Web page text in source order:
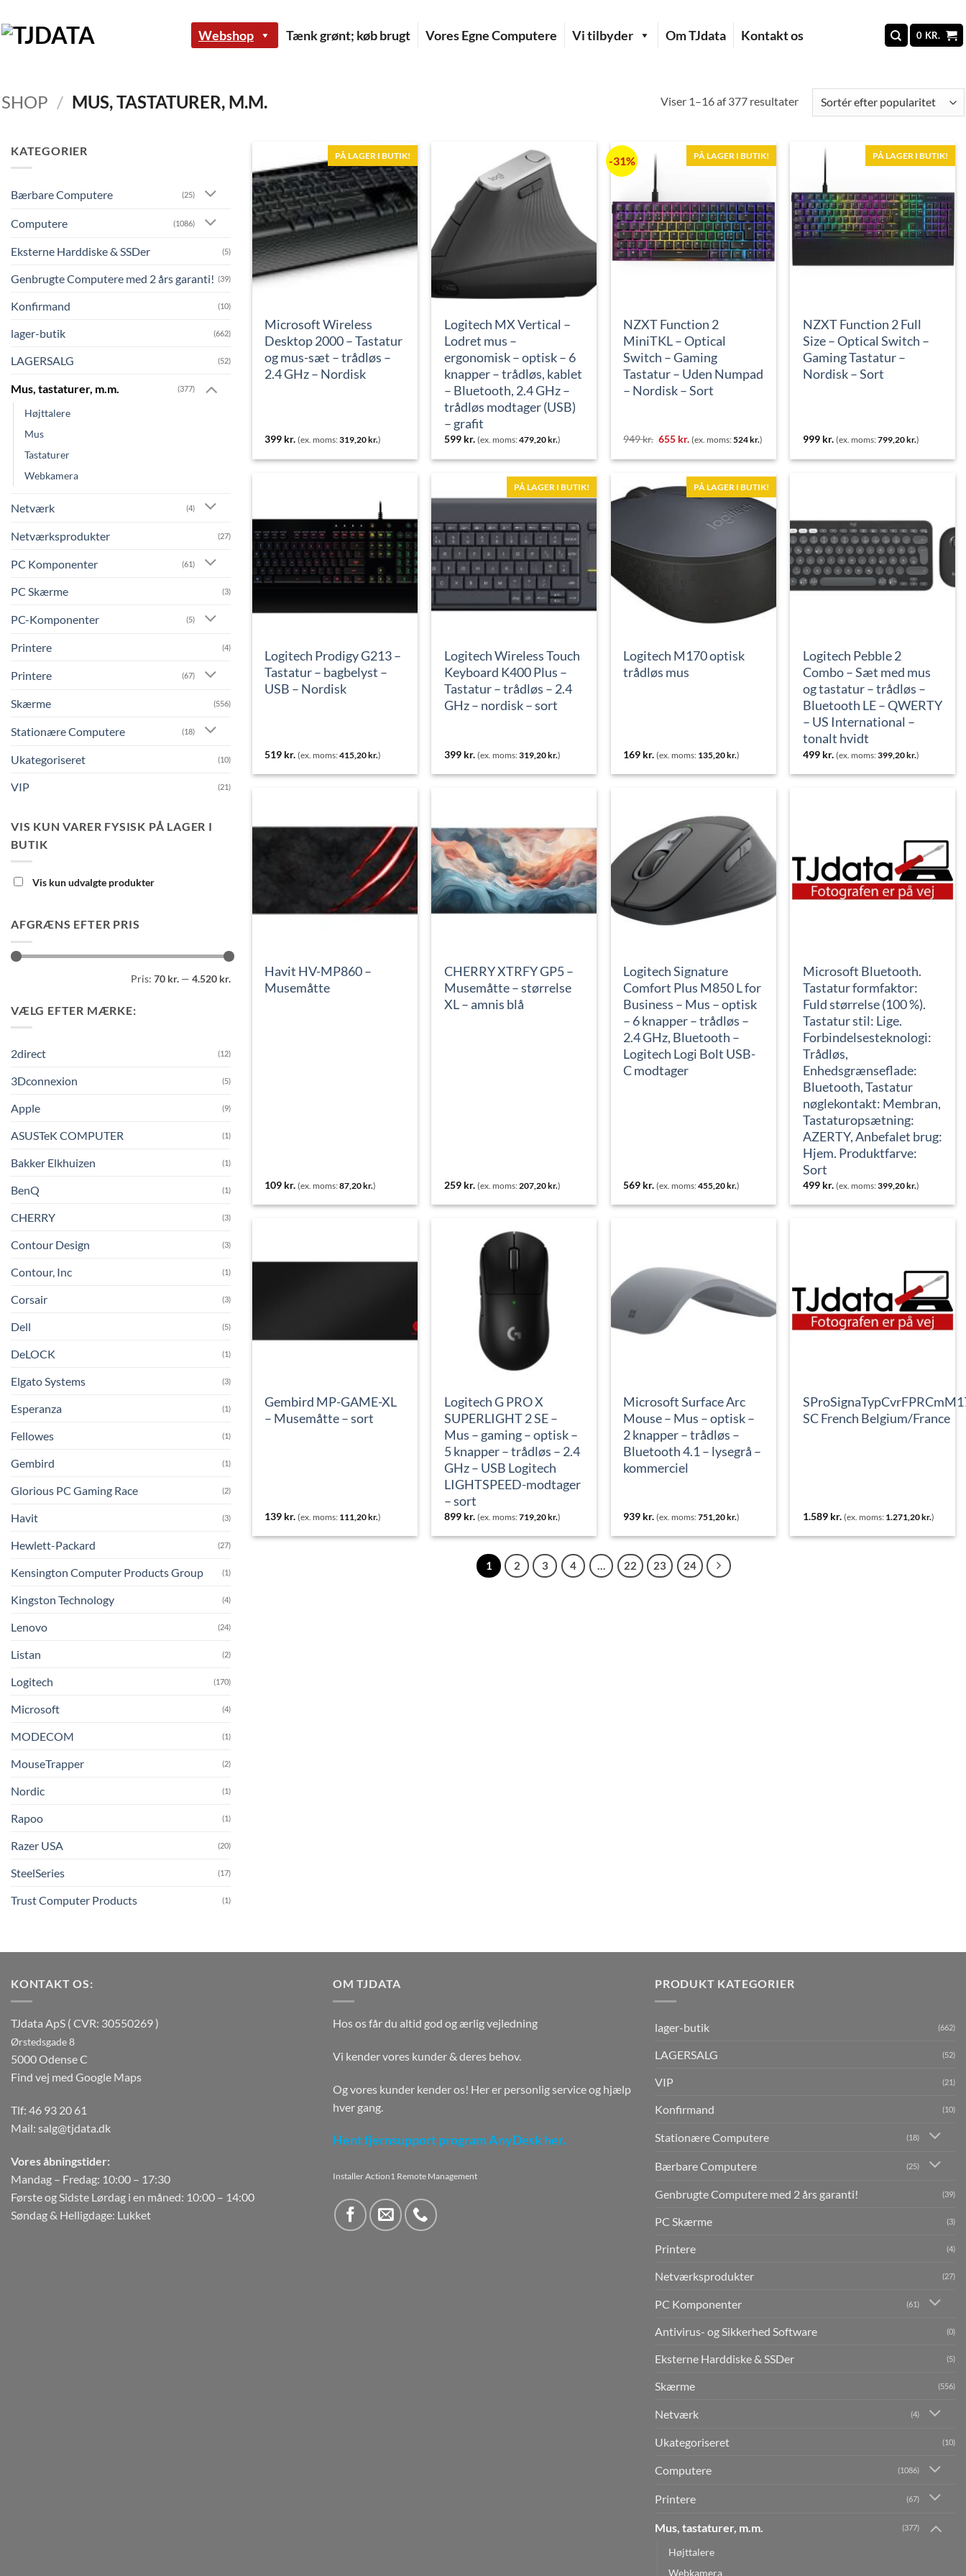
til
indhold
Webshop Tænk grønt; køb brugt Vores Egne Computere Vi tilbyder Om TJdata Kontakt os 0 KR.
SHOP / MUS, TASTATURER, M.M. Viser 1–16 af 377 resultaterSorteret
efter
KATEGORIER
Bærbare Computere (25)
Computere (1086)
Eksterne Harddiske & SSDer (5)
Genbrugte Computere med 2 års garanti! (39)
Konfirmand (10)
lager-butik (662)
LAGERSALG (52)
Mus, tastaturer, m.m. (377)
Højttalere
Mus
Tastaturer
Webkamera
Netværk (4)
Netværksprodukter (27)
PC Komponenter (61)
PC Skærme (3)
PC-Komponenter (5)
Printere (4)
Printere (67)
Skærme (556)
Stationære Computere (18)
Ukategoriseret (10)
VIP (21)
VIS KUN VARER FYSISK PÅ LAGER I
BUTIK
Vis kun udvalgte produkter
AFGRÆNS EFTER PRIS
Pris: 70 kr. — 4.520 kr.
VÆLG EFTER MÆRKE:
2direct (12)
3Dconnexion (5)
Apple (9)
ASUSTeK COMPUTER (1)
Bakker Elkhuizen (1)
BenQ (1)
CHERRY (3)
Contour Design (3)
Contour, Inc (1)
Corsair (3)
Dell (5)
DeLOCK (1)
Elgato Systems (3)
Esperanza (1)
Fellowes (1)
Gembird (1)
Glorious PC Gaming Race (2)
Havit (3)
Hewlett-Packard (27)
Kensington Computer Products Group (1)
Kingston Technology (4)
Lenovo (24)
Listan (2)
Logitech (170)
Microsoft (4)
MODECOM (1)
MouseTrapper (2)
Nordic (1)
Rapoo (1)
Razer USA (20)
SteelSeries (17)
Trust Computer Products (1)
PÅ LAGER I BUTIK!
Microsoft Wireless
Desktop 2000 – Tastatur
og mus-sæt – trådløs –
2.4 GHz – Nordisk
399 kr. (ex. moms:319,20 kr.)
Logitech MX Vertical –
Lodret mus –
ergonomisk – optisk – 6
knapper – trådløs, kablet
– Bluetooth, 2.4 GHz –
trådløs modtager (USB)
– grafit
599 kr. (ex. moms:479,20 kr.)
-31% PÅ LAGER I BUTIK!
NZXT Function 2
MiniTKL – Optical
Switch – Gaming
Tastatur – Uden Numpad
– Nordisk – Sort
949kr. Den
oprindelige
pris
949 kr..
655 kr.Den
aktuelle
pris
655 kr..
(ex. moms:524 kr.)
PÅ LAGER I BUTIK!
NZXT Function 2 Full
Size – Optical Switch –
Gaming Tastatur –
Nordisk – Sort
999 kr. (ex. moms:799,20 kr.)
Logitech Prodigy G213 –
Tastatur – bagbelyst –
USB – Nordisk
519 kr. (ex. moms:415,20kr.)
PÅ LAGER I BUTIK!
Logitech Wireless Touch
Keyboard K400 Plus –
Tastatur – trådløs – 2.4
GHz – nordisk – sort
399 kr. (ex. moms:319,20kr.)
PÅ LAGER I BUTIK!
Logitech M170 optisk
trådløs mus
169 kr. (ex. moms: 135,20kr.)
Logitech Pebble 2
Combo – Sæt med mus
og tastatur – trådløs –
Bluetooth LE – QWERTY
– US International –
tonalt hvidt
499 kr. (ex. moms:399,20kr.)
Havit HV-MP860 –
Musemåtte
109 kr. (ex. moms:87,20kr.)
CHERRY XTRFY GP5 –
Musemåtte – størrelse
XL – amnis blå
259 kr. (ex. moms: 207,20kr.)
Logitech Signature
Comfort Plus M850 L for
Business – Mus – optisk
– 6 knapper – trådløs –
2.4 GHz, Bluetooth –
Logitech Logi Bolt USB-
C modtager
569 kr. (ex. moms:455,20kr.)
Microsoft Bluetooth.
Tastatur formfaktor:
Fuld størrelse (100 %).
Tastatur stil: Lige.
Forbindelsesteknologi:
Trådløs,
Enhedsgrænseflade:
Bluetooth, Tastatur
nøglekontakt: Membran,
Tastaturopsætning:
AZERTY, Anbefalet brug:
Hjem. Produktfarve:
Sort
499 kr. (ex. moms:399,20kr.)
Gembird MP-GAME-XL
– Musemåtte – sort
139 kr. (ex. moms: 111,20kr.)
Logitech G PRO X
SUPERLIGHT 2 SE –
Mus – gaming – optisk –
5 knapper – trådløs – 2.4
GHz – USB Logitech
LIGHTSPEED-modtager
– sort
899 kr. (ex. moms:719,20kr.)
Microsoft Surface Arc
Mouse – Mus – optisk –
2 knapper – trådløs –
Bluetooth 4.1 – lysegrå –
kommerciel
939 kr. (ex. moms:751,20kr.)
SC French Belgium/France
1.589 kr. (ex. moms: 1.271,20kr.)
1 2 3 4 … 22 23 24
KONTAKT OS:
TJdata ApS ( CVR: 30550269 )
Ørstedsgade 8
5000 Odense C
Find vej med Google Maps
Tlf: 46 93 20 61
Mail: salg@tjdata.dk
Vores åbningstider:
Mandag – Fredag: 10:00 – 17:30
Første og Sidste Lørdag i en måned: 10:00 – 14:00
Søndag & Helligdage: Lukket
OM TJDATA
Hos os får du altid god og ærlig vejledning
Vi kender vores kunder & deres behov.
Og vores kunder kender os! Her er personlig service og hjælp
hver gang.
Hent fjernsupport program AnyDesk her.
Installer Action1 Remote Management
PRODUKT KATEGORIER
lager-butik (662)
LAGERSALG (52)
VIP (21)
Konfirmand (10)
Stationære Computere (18)
Bærbare Computere (25)
Genbrugte Computere med 2 års garanti! (39)
PC Skærme (3)
Printere (4)
Netværksprodukter (27)
PC Komponenter (61)
Antivirus- og Sikkerhed Software (0)
Eksterne Harddiske & SSDer (5)
Skærme (556)
Netværk (4)
Ukategoriseret (10)
Computere (1086)
Printere (67)
Mus, tastaturer, m.m. (377)
Højttalere
Webkamera